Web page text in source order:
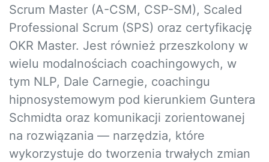
Scrum Master (A-CSM, CSP-SM), Scaled
Professional Scrum (SPS) oraz certyfikację
OKR Master. Jest również przeszkolony w
wielu modalnościach coachingowych, w
tym NLP, Dale Carnegie, coachingu
hipnosystemowym pod kierunkiem Guntera
Schmidta oraz komunikacji zorientowanej
na rozwiązania — narzędzia, które
wykorzystuje do tworzenia trwałych zmian